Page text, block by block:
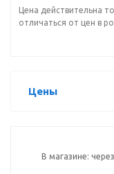
Цена действительна
отличаться от цен в
Цены
В магазине: